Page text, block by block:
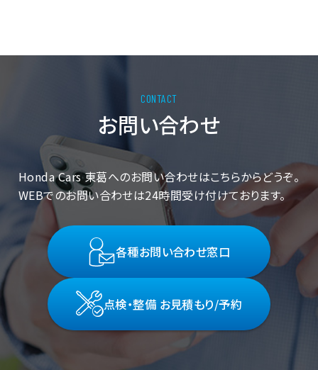
お問い合わせ
Honda Cars 東葛へのお問い合わせはこちらからどうぞ。
WEBでのお問い合わせは24時間受け付けております。
各種お問い合わせ窓口
点検・整備 お見積もり/予約